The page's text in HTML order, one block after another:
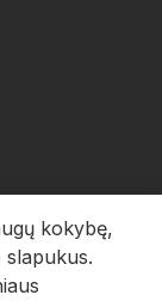
kokybę,
slapukus.